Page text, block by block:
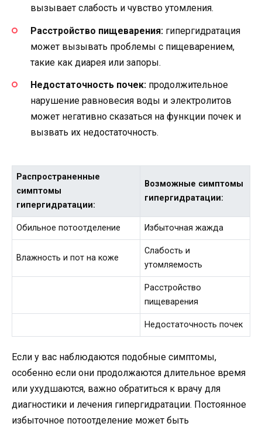
вызывает слабость и чувство утомления.
Расстройство пищеварения: гипергидратация
может вызывать проблемы с пищеварением,
такие как диарея или запоры.
Недостаточность почек: продолжительное
нарушение равновесия воды и электролитов
может негативно сказаться на функции почек и
вызвать их недостаточность.
Распространенные
симптомы
гипергидратации:
Возможные симптомы
гипергидратации:
Обильное потоотделение Избыточная жажда
Влажность и пот на коже
Слабость и
утомляемость
Расстройство
пищеварения
Недостаточность почек
Если у вас наблюдаются подобные симптомы,
особенно если они продолжаются длительное время
или ухудшаются, важно обратиться к врачу для
диагностики и лечения гипергидратации. Постоянное
избыточное потоотделение может быть